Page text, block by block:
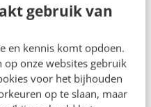
gebruik van
en kennis komt opdoen.
onze websites gebruik
voor het bijhouden
op te slaan, maar
basis voor design principles